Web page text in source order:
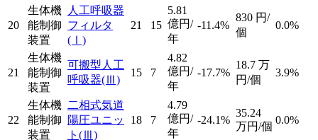
20
生体機
能制御
装置
人工呼吸器
フィルタ
(Ⅰ)
21 15
5.81
億円/
年
-11.4%
830 円/
個
0.0%
21
生体機
能制御
装置
可搬型人工
呼吸器(Ⅲ)
15 7
4.82
億円/
年
-17.7%
18.7 万
円/個
3.9%
22
生体機
能制御
装置
二相式気道
陽圧ユニッ
ト (Ⅲ)
18 7
4.79
億円/
年
-24.1%
35.24
万円/個
0.0%